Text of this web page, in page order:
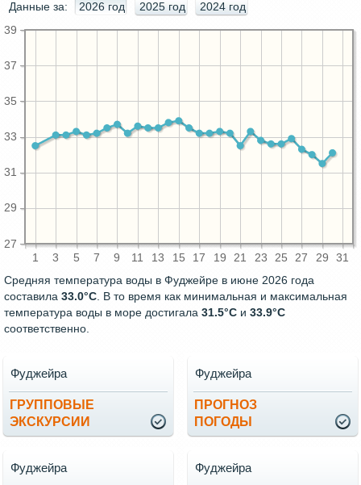
Данные за: 2026 год 2025 год 2024 год
1 3 5 7 9 11 13 15 17 19 21 23 25 27 29 31
27
29
31
33
35
37
39
Средняя температура воды в Фуджейре в июне 2026 года
составила 33.0°C . В то время как минимальная и максимальная
температура воды в море достигала 31.5°C и 33.9°C
соответственно.
ГРУППОВЫЕ
ЭКСКУРСИИ
Фуджейра
ПРОГНОЗ
ПОГОДЫ
Фуджейра
Фуджейра Фуджейра